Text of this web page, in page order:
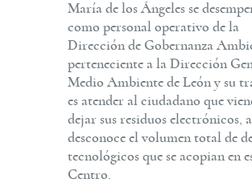
María de los Ángeles se
como personal operativo de la
Dirección de Gobernanza
perteneciente a la Dirección
Medio Ambiente de León y su
es atender al ciudadano que
dejar sus residuos electrónicos,
desconoce el volumen total de
tecnológicos que se acopian en
Centro.